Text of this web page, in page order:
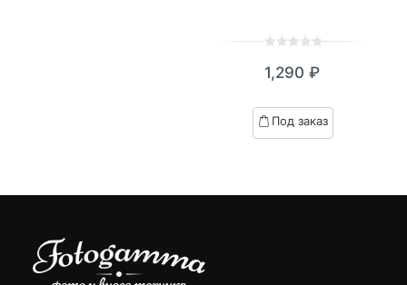
out
based
on
1,290 ₽
Под заказ